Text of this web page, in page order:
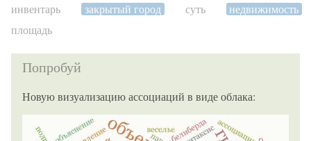
инвентарь
закрытый город суть
недвижимость
площадь
Попробуй
Новую визуализацию ассоциаций в виде облака: